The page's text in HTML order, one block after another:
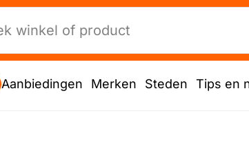
Aanbiedingen Merken Steden Tips en